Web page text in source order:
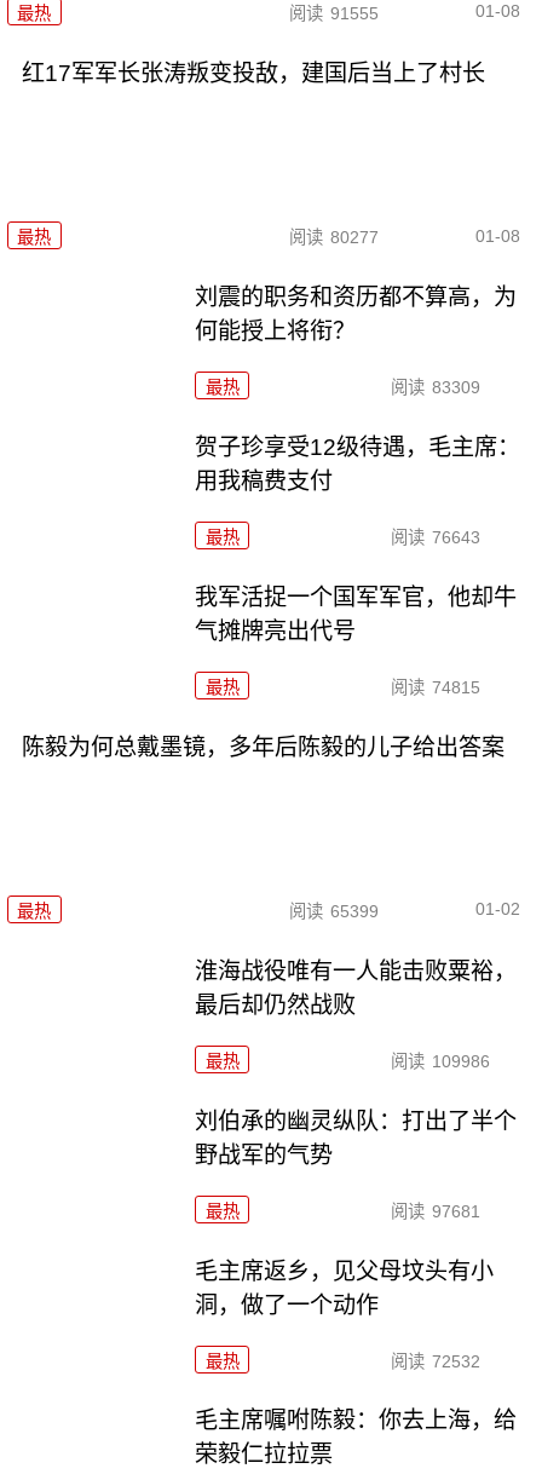
最热 阅读 91555 01-08
红17军军长张涛叛变投敌，建国后当上了村长
最热 阅读 80277 01-08
刘震的职务和资历都不算高，为
何能授上将衔？
最热 阅读 83309
贺子珍享受12级待遇，毛主席：
用我稿费支付
最热 阅读 76643
我军活捉一个国军军官，他却牛
气摊牌亮出代号
最热 阅读 74815
陈毅为何总戴墨镜，多年后陈毅的儿子给出答案
最热 阅读 65399 01-02
淮海战役唯有一人能击败粟裕，
最后却仍然战败
最热 阅读 109986
刘伯承的幽灵纵队：打出了半个
野战军的气势
最热 阅读 97681
毛主席返乡，见父母坟头有小
洞，做了一个动作
最热 阅读 72532
毛主席嘱咐陈毅：你去上海，给
荣毅仁拉拉票